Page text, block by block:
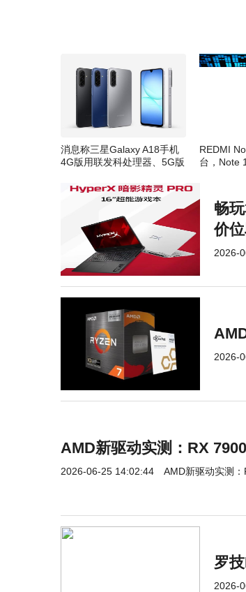
消息称三星Galaxy A18手机
4G版用联发科处理器、5G版
REDMI
台，Note
畅
价
2026-
2026-
AMD新驱动实测：RX
2026-06-25 14:02:44 AMD新驱动实测：
罗
2026-